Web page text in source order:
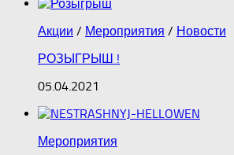
Акции / Мероприятия / Новости
РОЗЫГРЫШ !
05.04.2021
Мероприятия